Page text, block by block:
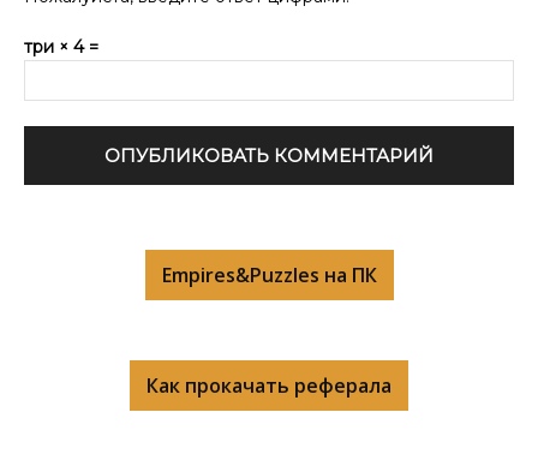
три × 4 =
Empires&Puzzles на ПК
Как прокачать реферала